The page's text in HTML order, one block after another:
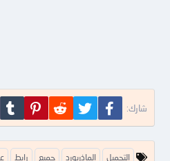
شارك: فيسبوك تويتر Reddit
ا التحميل الماذربورد جميع رابط